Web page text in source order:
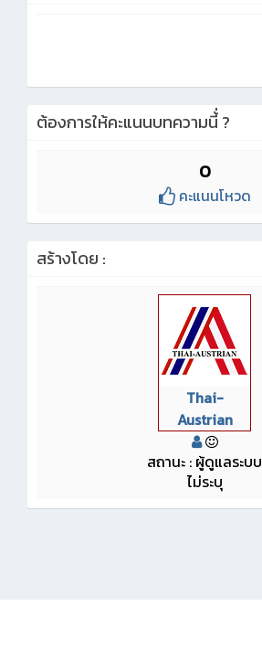
ต้องการให้คะแนนบทความนี้่ ?
0
คะแนนโหวด
สร้างโดย :
Thai-
Austrian
สถานะ : ผู้ดูแลระบบ
ไม่ระบุ